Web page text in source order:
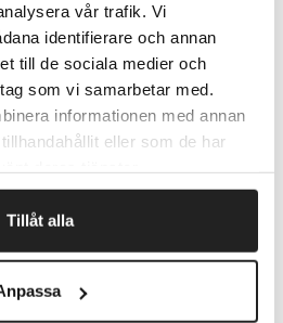
vår trafik. Vi
identifierare och annan
till de sociala medier och
som vi samarbetar med.
informationen med annan
eller som de har
Tillåt alla
dag ved bestilling
L x B x H (mm)
90 x 90 x 370